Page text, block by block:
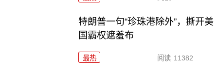
特朗普一句“珍珠港除外”，撕开美
国霸权遮羞布
最热 阅读 11382